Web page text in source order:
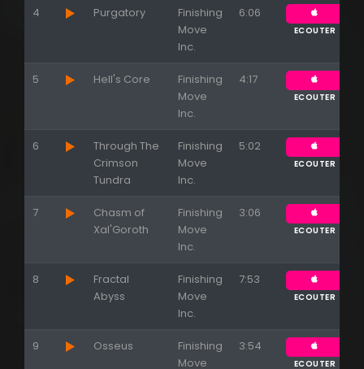
Appuyez sur ENTREE pour valider...
4 Purgatory
Finishing
Move
Inc.
6:06
ECOUTER
5 Hell's Core
Finishing
Move
Inc.
4:17
ECOUTER
6
Through The
Crimson
Tundra
Finishing
Move
Inc.
5:02
ECOUTER
7
Chasm of
Xal'Goroth
Finishing
Move
Inc.
3:06
ECOUTER
8
Fractal
Abyss
Finishing
Move
Inc.
7:53
ECOUTER
9 Osseus
Finishing
Move
3:54
ECOUTER